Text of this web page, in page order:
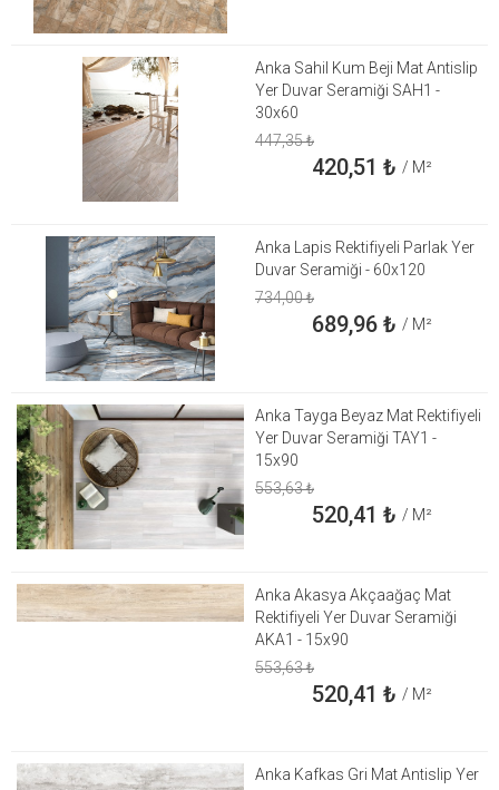
Anka Sahil Kum Beji Mat Antislip
Yer Duvar Seramiği SAH1 -
30x60
447,35₺
420,51 ₺ / M²
Anka Lapis Rektifiyeli Parlak Yer
Duvar Seramiği - 60x120
734,00₺
689,96₺ / M²
Anka Tayga Beyaz Mat Rektifiyeli
Yer Duvar Seramiği TAY1 -
15x90
553,63₺
520,41 ₺ / M²
Anka Akasya Akçaağaç Mat
Rektifiyeli Yer Duvar Seramiği
AKA1 - 15x90
553,63₺
520,41 ₺ / M²
Anka Kafkas Gri Mat Antislip Yer